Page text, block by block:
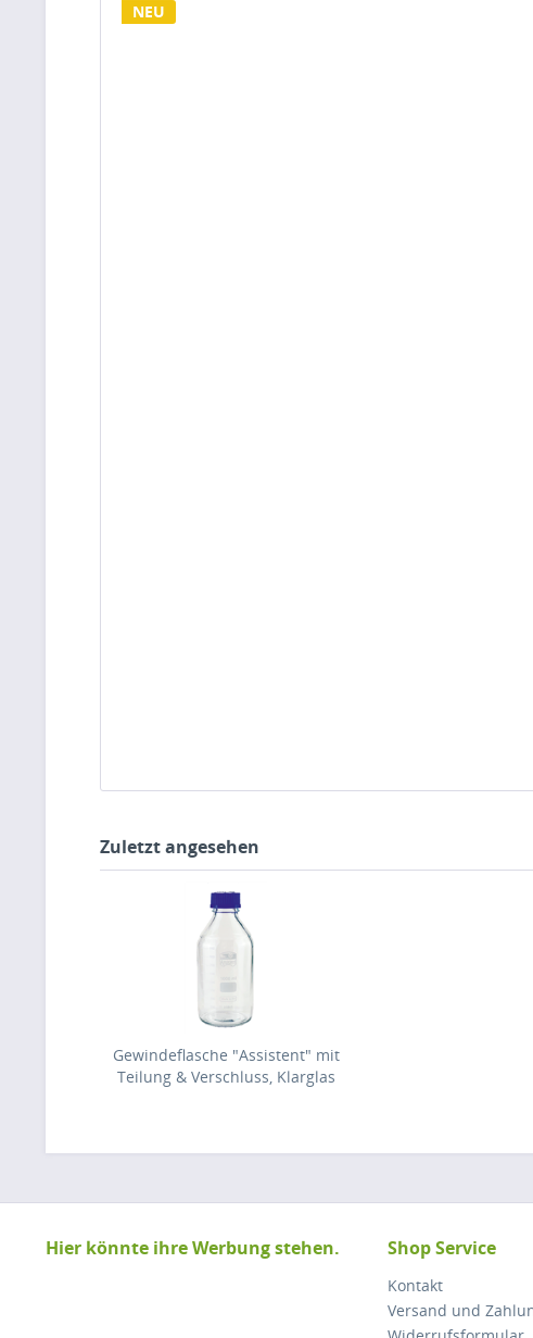
NEU
Zuletzt angesehen
Gewindeflasche "Assistent" mit
Teilung & Verschluss, Klarglas
Hier könnte ihre Werbung stehen. Shop Service
Kontakt
Versand und